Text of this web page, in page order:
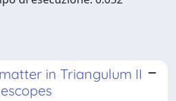
in Triangulum II